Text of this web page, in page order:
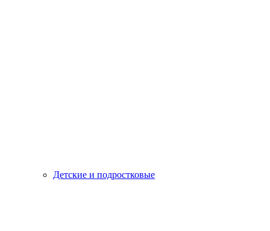
Детские и подростковые